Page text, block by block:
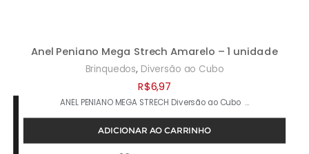
Anel Peniano Mega Strech Amarelo – 1 unidade
Brinquedos, Diversão ao Cubo
R$6,97
ANEL PENIANO MEGA STRECH Diversão ao Cubo …
ADICIONAR AO CARRINHO